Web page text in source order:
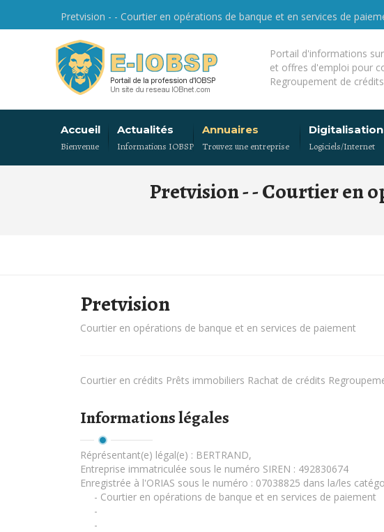
Pretvision - - Courtier en opérations de banque et en services de
Portail d'informations
et offres d'emploi pour
Regroupement de
Accueil
Bienvenue
Actualités
Informations IOBSP
Annuaires
Trouvez une entreprise
Digitalisation
Logiciels/Internet
Pretvision - - Courtier en
Pretvision
Courtier en opérations de banque et en services de paiement
Courtier en crédits Prêts immobiliers Rachat de crédits
Informations légales
Réprésentant(e) légal(e) : BERTRAND,
Entreprise immatriculée sous le numéro SIREN : 492830674
Enregistrée à l'ORIAS sous le numéro : 07038825 dans la/les
- Courtier en opérations de banque et en services de paiement
-
-